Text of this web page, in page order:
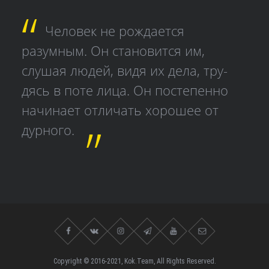
Человек не рождается
разумным. Он становится им,
слушая людей, видя их дела, тру­
дясь в поте лица. Он постепенно
начинает отличать хорошее от
дурного.
Copyright © 2016-2021, Kok.Team, All Rights Reserved.